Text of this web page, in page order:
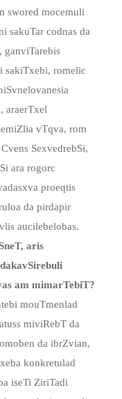
swored mocemuli
sakuTar codnas da
ganviTarebis
sakiTxebi, romelic
araerTxel
vTqva, rom
SexvedrebSi,
ara rogorc
proeqtis
da pirdapir
aucilebelobas.
neT, aris
dakavSirebuli
am mimarTebiT?
mouTmenlad
miviRebT da
da ibrZvian,
konkretulad
iseTi ZiriTadi